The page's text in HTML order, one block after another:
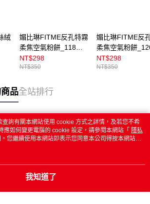
絨
媚比琳FITME反孔特霧
柔焦空氣粉餅_118自
然
NT$298
NT$350
媚比琳FITME反
柔焦空氣粉餅
膚
NT$298
NT$350
品全站排行
詢有關本網站使用 cookie 方式之詳情，及若您不希
應如何變更電腦的 cookie 設定，請參閱本網站「 隱私
您繼續使用本網站即表示您同意本公司得按本網站使
cookie。
我知道了